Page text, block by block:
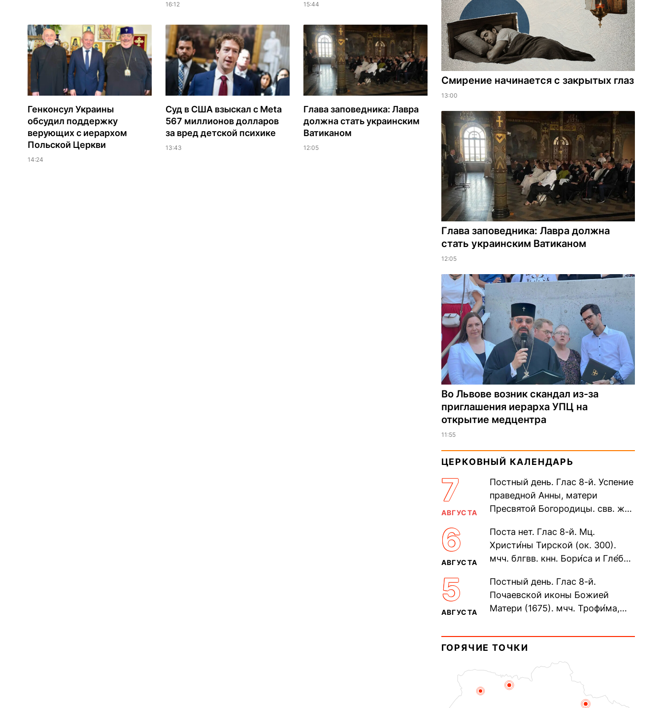
16:12 15:44
Генконсул Украины
обсудил поддержку
верующих с иерархом
Польской Церкви
14:24
Суд в США взыскал с Meta
567 миллионов долларов
за вред детской психике
13:43
Глава заповедника: Лавра
должна стать украинским
Ватиканом
12:05
Смирение начинается с закрытых глаз
13:00
Глава заповедника: Лавра должна
стать украинским Ватиканом
12:05
Во Львове возник скандал из-за
приглашения иерарха УПЦ на
открытие медцентра
11:55
ЦЕРКОВНЫЙ КАЛЕНДАРЬ
7
АВГУСТА
Постный день. Глас 8-й. Успение
праведной Анны, матери
Пресвятой Богородицы. свв. жен
прп. Евпракси́и девы,...
6
АВГУСТА
Поста нет. Глас 8-й. Мц.
Христи́ны Тирской (ок. 300).
мчч. блгвв. кнн. Бори́са и Гле́ба,
Дави́да (1015). Прп....
5
АВГУСТА
Постный день. Глас 8-й.
Почаевской иконы Божией
Матери (1675). мчч. Трофи́ма,
мучеников (284–305). прав.
воина Фео́дора...
ГОРЯЧИЕ ТОЧКИ